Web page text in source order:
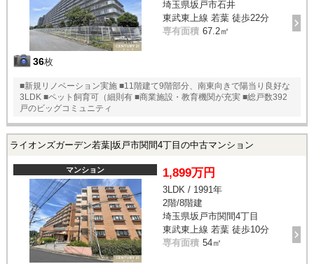
36枚
埼玉県坂戸市石井
東武東上線 若葉 徒歩22分
専有面積 67.2㎡
■新規リノベーション実施 ■11階建て9階部分、南東向きで陽当り良好な
3LDK ■ペット飼育可（細則有 ■商業施設・教育機関が充実 ■総戸数392
戸のビッグコミュニティ
ライオンズガーデン若葉|坂戸市関間4丁目の中古マンション
マンション 1,899万円
3LDK / 1991年
2階/8階建
埼玉県坂戸市関間4丁目
東武東上線 若葉 徒歩10分
専有面積 54㎡